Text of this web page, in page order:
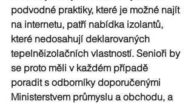
podvodné praktiky, které je možné najít
na internetu, patří nabídka izolantů,
které nedosahují deklarovaných
tepelněizolačních vlastností. Senioři by
se proto měli v každém případě
poradit s odborníky doporučenými
Ministerstvem průmyslu a obchodu, a